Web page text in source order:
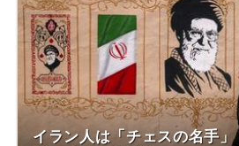
イラン人は「チェスの名手